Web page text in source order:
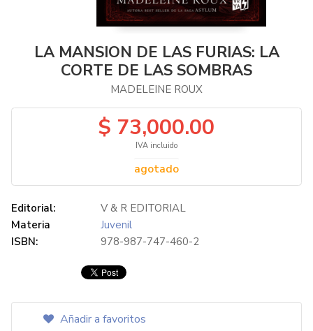
LA MANSION DE LAS FURIAS: LA
CORTE DE LAS SOMBRAS
MADELEINE ROUX
$ 73,000.00
IVA incluido
agotado
Editorial:
V & R EDITORIAL
Materia
Juvenil
ISBN:
978-987-747-460-2
Añadir a favoritos